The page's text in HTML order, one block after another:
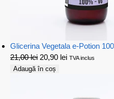
Glicerina Vegetala e-Potion
21,00lei 20,90 lei TVA inclus
Adaugă în coș